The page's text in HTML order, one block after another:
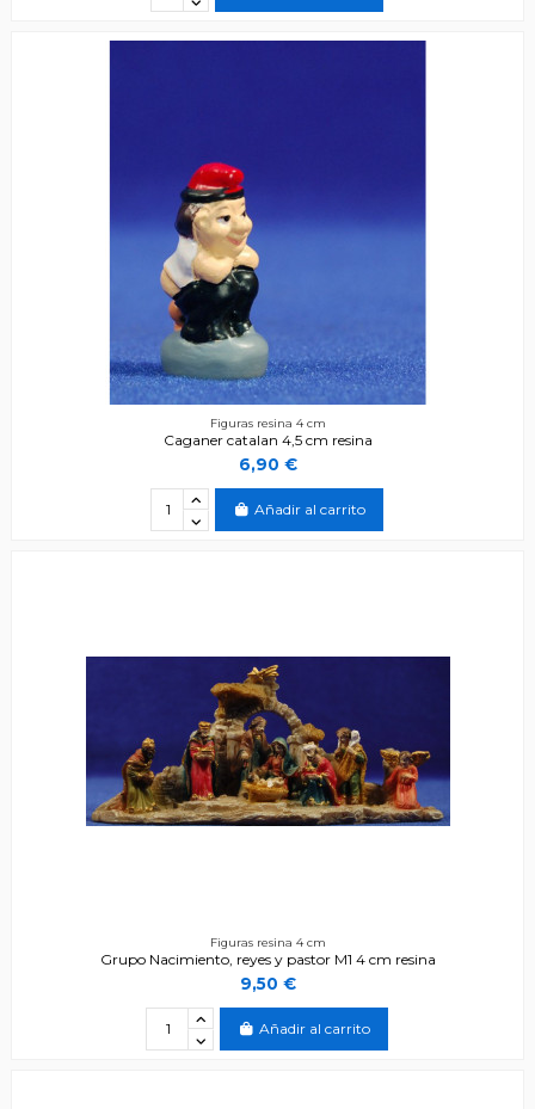
Figuras resina 4 cm
Caganer catalan 4,5 cm resina
6,90 €
Añadir al carrito
Figuras resina 4 cm
Grupo Nacimiento, reyes y pastor M1 4 cm resina
9,50 €
Añadir al carrito